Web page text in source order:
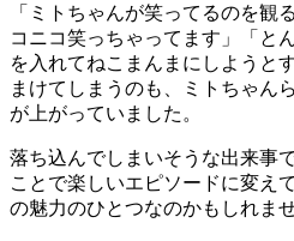
「ミトちゃんが笑ってるのを観
コニコ笑っちゃってます」「と
を入れてねこまんまにしようと
まけてしまうのも、ミトちゃん
が上がっていました。
落ち込んでしまいそうな出来事
ことで楽しいエピソードに変え
の魅力のひとつなのかもしれませ